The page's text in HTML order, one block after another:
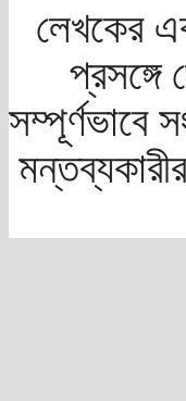
লেখকের
সম্পূর্ণভাবে